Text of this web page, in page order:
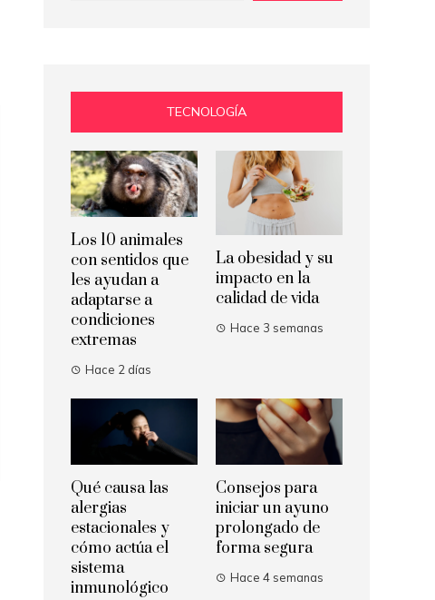
TECNOLOGÍA
Los 10 animales
con sentidos que
les ayudan a
adaptarse a
condiciones
extremas
Hace 2 días
La obesidad y su
impacto en la
calidad de vida
Hace 3 semanas
Qué causa las
alergias
estacionales y
cómo actúa el
sistema
inmunológico
Consejos para
iniciar un ayuno
prolongado de
forma segura
Hace 4 semanas